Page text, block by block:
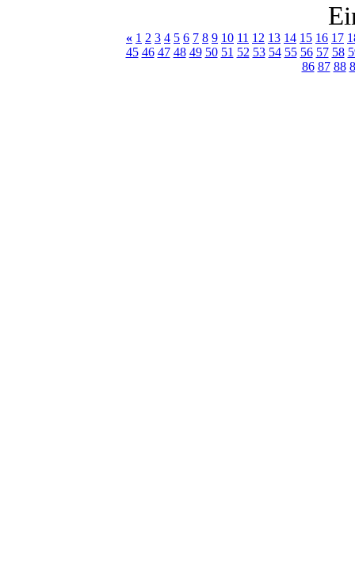
« 1 2 3 4 5 6 7 8 9 10 11 12 13 14 15 16 17
45 46 47 48 49 50 51 52 53 54 55 56 57 58
86 87 88